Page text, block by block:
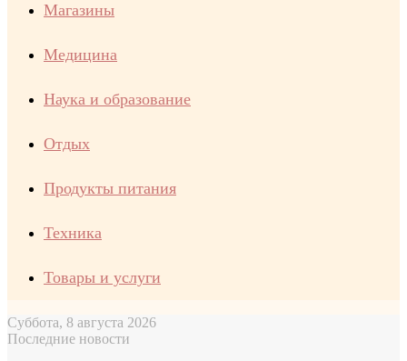
Магазины
Медицина
Наука и образование
Отдых
Продукты питания
Техника
Товары и услуги
Суббота, 8 августа 2026
Последние новости